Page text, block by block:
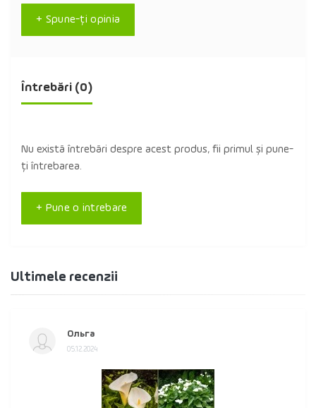
+ Spune-ţi opinia
Întrebări (0)
Nu există întrebări despre acest produs, fii primul și pune-
ți întrebarea.
+ Pune o intrebare
Ultimele recenzii
Ольга
05.12.2024